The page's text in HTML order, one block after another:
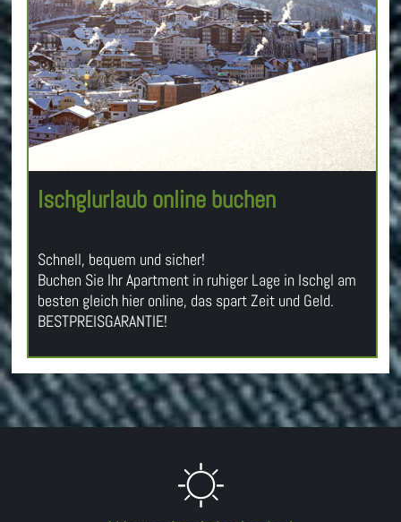
Ischglurlaub online buchen
Schnell, bequem und sicher!
Buchen Sie Ihr Apartment in ruhiger Lage in Ischgl am
besten gleich hier online, das spart Zeit und Geld.
BESTPREISGARANTIE!